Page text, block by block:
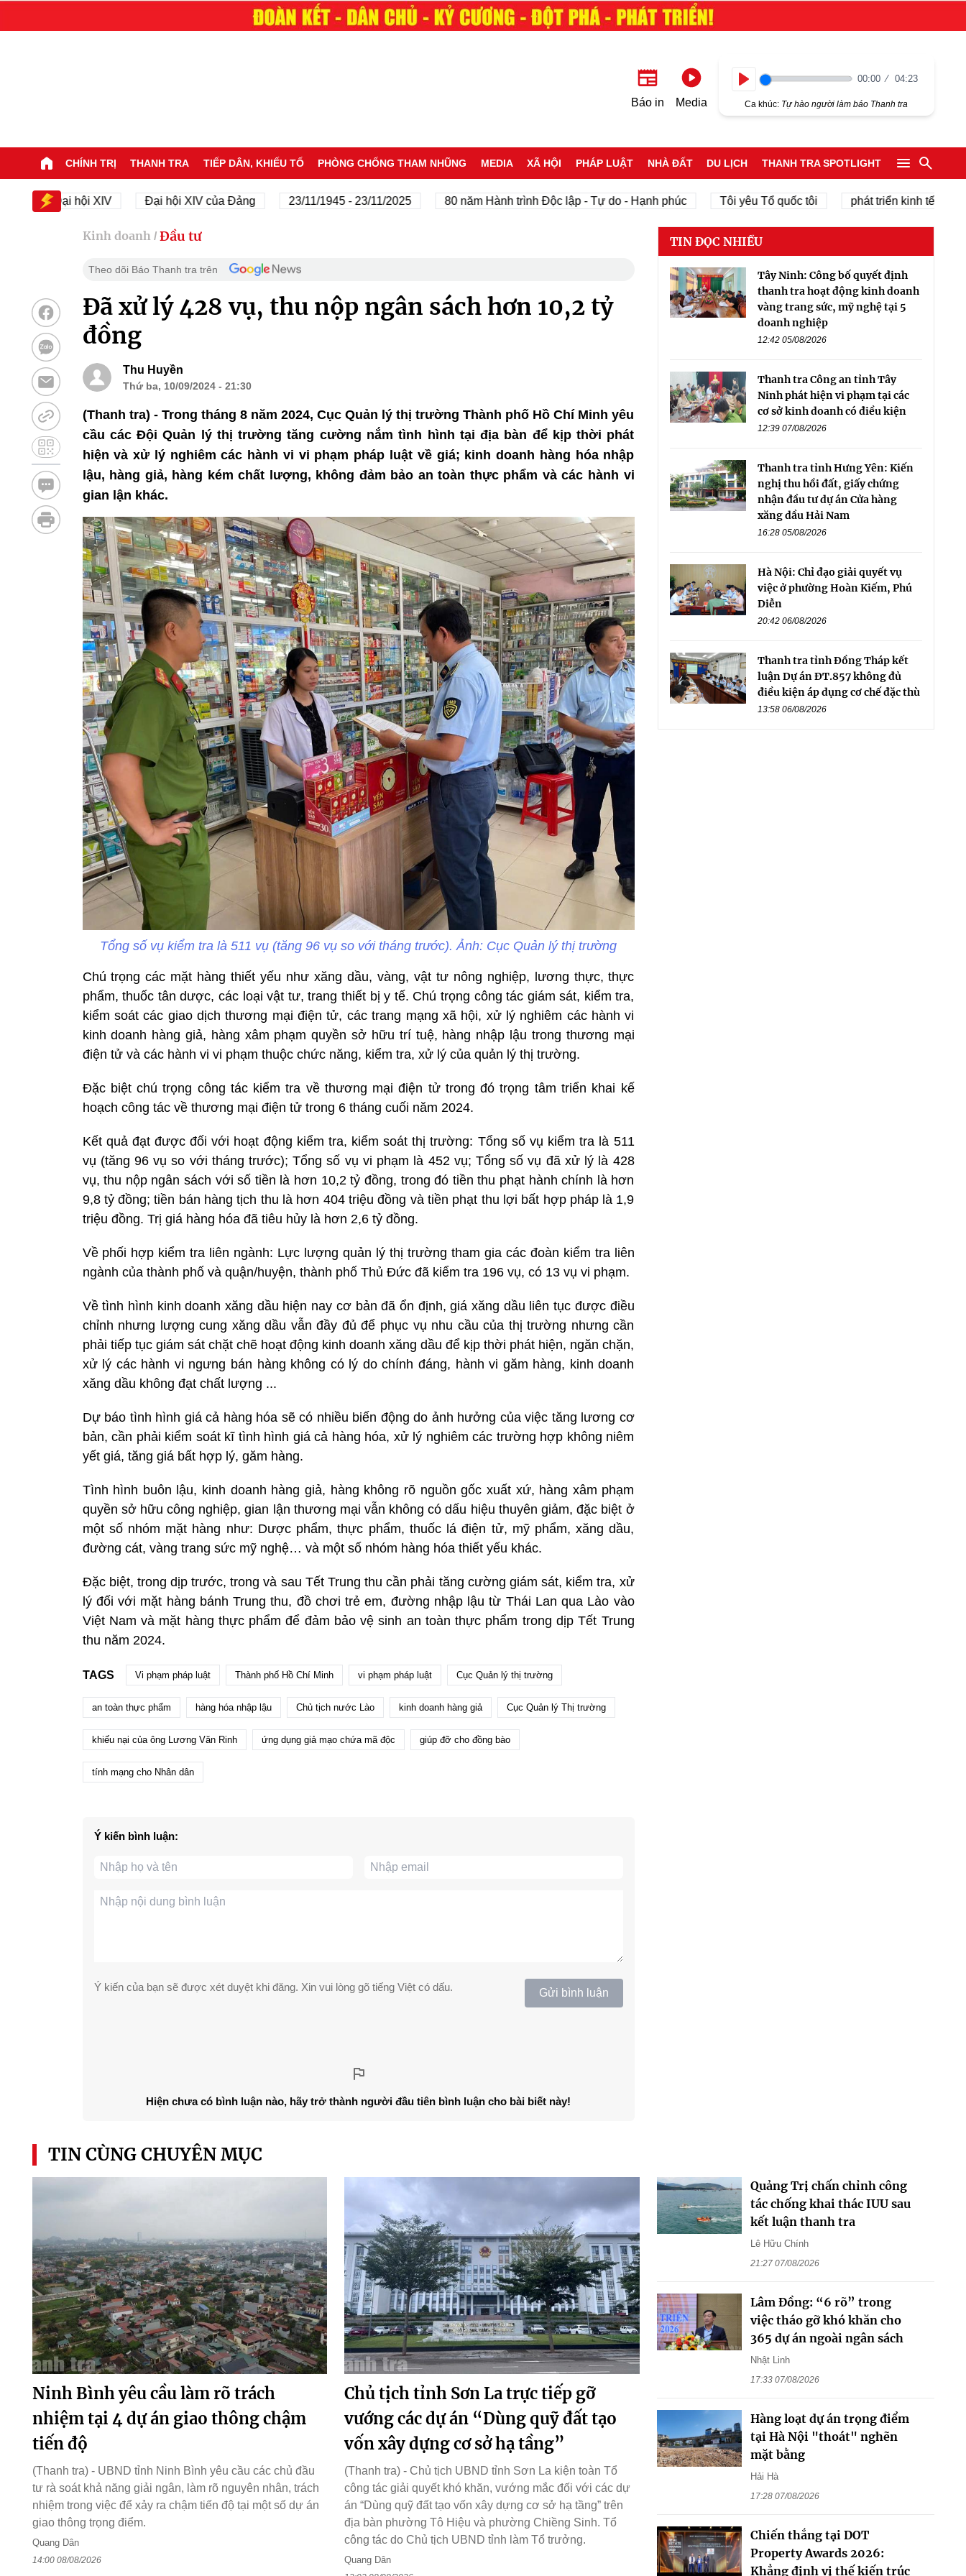
Báo in Media
00:00 04:23
Ca khúc: Tự hào người làm báo Thanh tra
CHÍNH TRỊ THANH TRA TIẾP DÂN, KHIẾU TỐ PHÒNG CHỐNG THAM NHŨNG MEDIA XÃ HỘI PHÁP LUẬT NHÀ ĐẤT DU LỊCH THANH TRA SPOTLIGHT
Đại hội XIV Đại hội XIV của Đảng 23/11/1945 - 23/11/2025 80 năm Hành trình Độc lập - Tự do - Hạnh phúc Tôi yêu Tổ quốc tôi phát triển kinh tế tư nhân
Kinh doanh / Đầu tư
Theo dõi Báo Thanh tra trên
Đã xử lý 428 vụ, thu nộp ngân sách hơn 10,2 tỷ
đồng
Thu Huyền
Thứ ba, 10/09/2024 - 21:30
(Thanh tra) - Trong tháng 8 năm 2024, Cục Quản lý thị trường Thành phố Hồ Chí Minh yêu
cầu các Đội Quản lý thị trường tăng cường nắm tình hình tại địa bàn để kịp thời phát
hiện và xử lý nghiêm các hành vi vi phạm pháp luật về giá; kinh doanh hàng hóa nhập
lậu, hàng giả, hàng kém chất lượng, không đảm bảo an toàn thực phẩm và các hành vi
gian lận khác.
Tổng số vụ kiểm tra là 511 vụ (tăng 96 vụ so với tháng trước). Ảnh: Cục Quản lý thị trường
Chú trọng các mặt hàng thiết yếu như xăng dầu, vàng, vật tư nông nghiệp, lương thực, thực
phẩm, thuốc tân dược, các loại vật tư, trang thiết bị y tế. Chú trọng công tác giám sát, kiểm tra,
kiểm soát các giao dịch thương mại điện tử, các trang mạng xã hội, xử lý nghiêm các hành vi
kinh doanh hàng giả, hàng xâm phạm quyền sở hữu trí tuệ, hàng nhập lậu trong thương mại
điện tử và các hành vi vi phạm thuộc chức năng, kiểm tra, xử lý của quản lý thị trường.
Đặc biệt chú trọng công tác kiểm tra về thương mại điện tử trong đó trọng tâm triển khai kế
hoạch công tác về thương mại điện tử trong 6 tháng cuối năm 2024.
Kết quả đạt được đối với hoạt động kiểm tra, kiểm soát thị trường: Tổng số vụ kiểm tra là 511
vụ (tăng 96 vụ so với tháng trước); Tổng số vụ vi phạm là 452 vụ; Tổng số vụ đã xử lý là 428
vụ, thu nộp ngân sách với số tiền là hơn 10,2 tỷ đồng, trong đó tiền thu phạt hành chính là hơn
9,8 tỷ đồng; tiền bán hàng tịch thu là hơn 404 triệu đồng và tiền phạt thu lợi bất hợp pháp là 1,9
triệu đồng. Trị giá hàng hóa đã tiêu hủy là hơn 2,6 tỷ đồng.
Về phối hợp kiểm tra liên ngành: Lực lượng quản lý thị trường tham gia các đoàn kiểm tra liên
ngành của thành phố và quận/huyện, thành phố Thủ Đức đã kiểm tra 196 vụ, có 13 vụ vi phạm.
Về tình hình kinh doanh xăng dầu hiện nay cơ bản đã ổn định, giá xăng dầu liên tục được điều
chỉnh nhưng lượng cung xăng dầu vẫn đầy đủ để phục vụ nhu cầu của thị trường nhưng cần
phải tiếp tục giám sát chặt chẽ hoạt động kinh doanh xăng dầu để kịp thời phát hiện, ngăn chặn,
xử lý các hành vi ngưng bán hàng không có lý do chính đáng, hành vi găm hàng, kinh doanh
xăng dầu không đạt chất lượng ...
Dự báo tình hình giá cả hàng hóa sẽ có nhiều biến động do ảnh hưởng của việc tăng lương cơ
bản, cần phải kiểm soát kĩ tình hình giá cả hàng hóa, xử lý nghiêm các trường hợp không niêm
yết giá, tăng giá bất hợp lý, găm hàng.
Tình hình buôn lậu, kinh doanh hàng giả, hàng không rõ nguồn gốc xuất xứ, hàng xâm phạm
quyền sở hữu công nghiệp, gian lận thương mại vẫn không có dấu hiệu thuyên giảm, đặc biệt ở
một số nhóm mặt hàng như: Dược phẩm, thực phẩm, thuốc lá điện tử, mỹ phẩm, xăng dầu,
đường cát, vàng trang sức mỹ nghệ… và một số nhóm hàng hóa thiết yếu khác.
Đặc biệt, trong dịp trước, trong và sau Tết Trung thu cần phải tăng cường giám sát, kiểm tra, xử
lý đối với mặt hàng bánh Trung thu, đồ chơi trẻ em, đường nhập lậu từ Thái Lan qua Lào vào
Việt Nam và mặt hàng thực phẩm để đảm bảo vệ sinh an toàn thực phẩm trong dịp Tết Trung
thu năm 2024.
TAGS Vi phạm pháp luật Thành phố Hồ Chí Minh vi phạm pháp luật Cục Quản lý thị trường
an toàn thực phẩm hàng hóa nhập lậu Chủ tịch nước Lào kinh doanh hàng giả Cục Quản lý Thị trường
khiếu nại của ông Lương Văn Rinh ứng dụng giả mạo chứa mã độc giúp đỡ cho đồng bào
tính mạng cho Nhân dân
Ý kiến bình luận:
Ý kiến của bạn sẽ được xét duyệt khi đăng. Xin vui lòng gõ tiếng Việt có dấu. Gửi bình luận
Hiện chưa có bình luận nào, hãy trở thành người đầu tiên bình luận cho bài biết này!
TIN ĐỌC NHIỀU
Tây Ninh: Công bố quyết định
thanh tra hoạt động kinh doanh
vàng trang sức, mỹ nghệ tại 5
doanh nghiệp
12:42 05/08/2026
Thanh tra Công an tỉnh Tây
Ninh phát hiện vi phạm tại các
cơ sở kinh doanh có điều kiện
12:39 07/08/2026
Thanh tra tỉnh Hưng Yên: Kiến
nghị thu hồi đất, giấy chứng
nhận đầu tư dự án Cửa hàng
xăng dầu Hải Nam
16:28 05/08/2026
Hà Nội: Chỉ đạo giải quyết vụ
việc ở phường Hoàn Kiếm, Phú
Diễn
20:42 06/08/2026
Thanh tra tỉnh Đồng Tháp kết
luận Dự án ĐT.857 không đủ
điều kiện áp dụng cơ chế đặc thù
13:58 06/08/2026
TIN CÙNG CHUYÊN MỤC
Ninh Bình yêu cầu làm rõ trách
nhiệm tại 4 dự án giao thông chậm
tiến độ
(Thanh tra) - UBND tỉnh Ninh Bình yêu cầu các chủ đầu
tư rà soát khả năng giải ngân, làm rõ nguyên nhân, trách
nhiệm trong việc để xảy ra chậm tiến độ tại một số dự án
giao thông trọng điểm.
Quang Dân
14:00 08/08/2026
Chủ tịch tỉnh Sơn La trực tiếp gỡ
vướng các dự án “Dùng quỹ đất tạo
vốn xây dựng cơ sở hạ tầng”
(Thanh tra) - Chủ tịch UBND tỉnh Sơn La kiện toàn Tổ
công tác giải quyết khó khăn, vướng mắc đối với các dự
án “Dùng quỹ đất tạo vốn xây dựng cơ sở hạ tầng” trên
địa bàn phường Tô Hiệu và phường Chiềng Sinh. Tổ
công tác do Chủ tịch UBND tỉnh làm Tổ trưởng.
Quang Dân
Quảng Trị chấn chỉnh công
tác chống khai thác IUU sau
kết luận thanh tra
Lê Hữu Chính
21:27 07/08/2026
Lâm Đồng: “6 rõ” trong
việc tháo gỡ khó khăn cho
365 dự án ngoài ngân sách
Nhật Linh
17:33 07/08/2026
Hàng loạt dự án trọng điểm
tại Hà Nội "thoát" nghẽn
mặt bằng
Hải Hà
17:28 07/08/2026
Chiến thắng tại DOT
Property Awards 2026:
Khẳng định vị thế kiến trúc